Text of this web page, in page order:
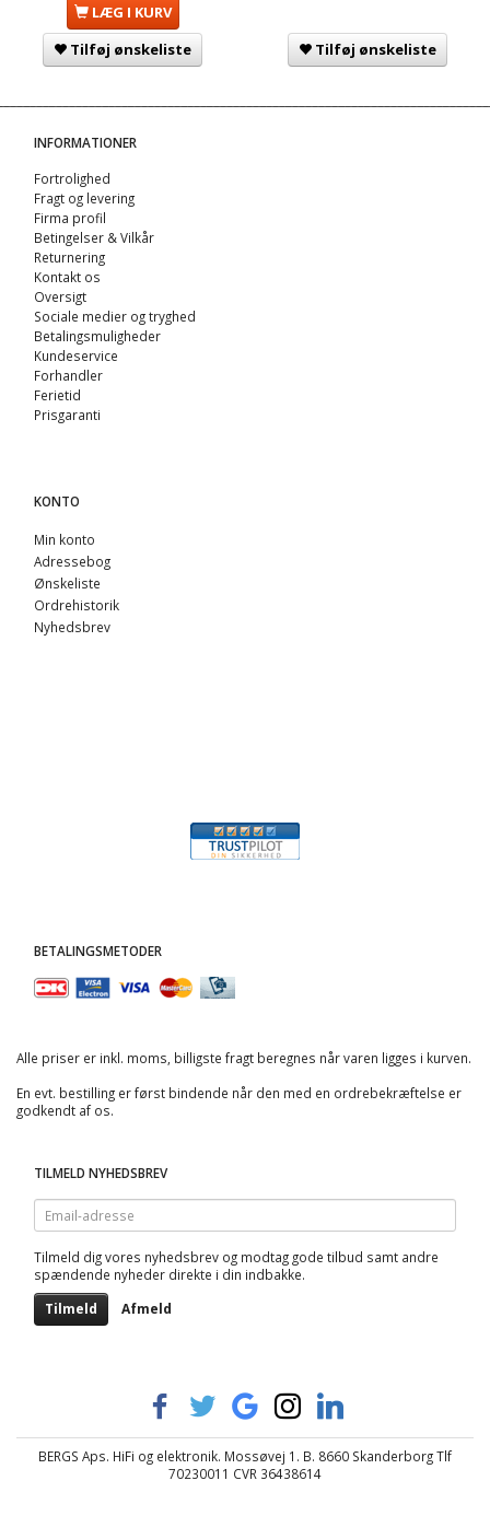
LÆG I KURV
Tilføj ønskeliste
Tilføj ønskeliste
INFORMATIONER
Fortrolighed
Fragt og levering
Firma profil
Betingelser & Vilkår
Returnering
Kontakt os
Oversigt
Sociale medier og tryghed
Betalingsmuligheder
Kundeservice
Forhandler
Ferietid
Prisgaranti
KONTO
Min konto
Adressebog
Ønskeliste
Ordrehistorik
Nyhedsbrev
BETALINGSMETODER
Alle priser er inkl. moms, billigste fragt beregnes når varen ligges i kurven.
En evt. bestilling er først bindende når den med en ordrebekræftelse er
godkendt af os.
TILMELD NYHEDSBREV
Email-
adresse
Tilmeld dig vores nyhedsbrev og modtag gode tilbud samt andre
spændende nyheder direkte i din indbakke.
Tilmeld Afmeld
BERGS Aps. HiFi og elektronik. Mossøvej 1. B. 8660 Skanderborg Tlf
70230011 CVR 36438614